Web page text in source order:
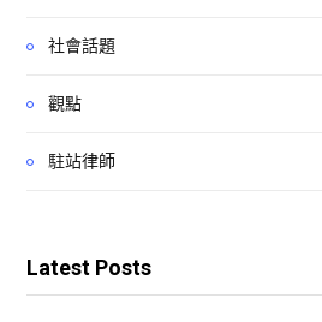
社會話題
觀點
駐站律師
Latest Posts